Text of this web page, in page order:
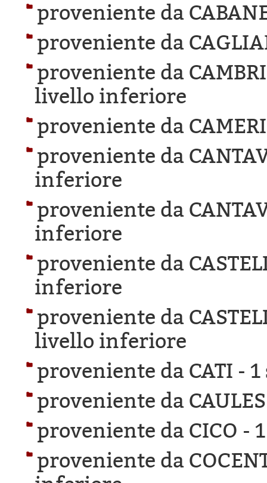
proveniente da
proveniente da
proveniente da
livello inferiore
proveniente da
proveniente da
inferiore
proveniente da
inferiore
proveniente da
inferiore
proveniente da
livello inferiore
proveniente da CATI -
proveniente da
proveniente da CICO -
proveniente da